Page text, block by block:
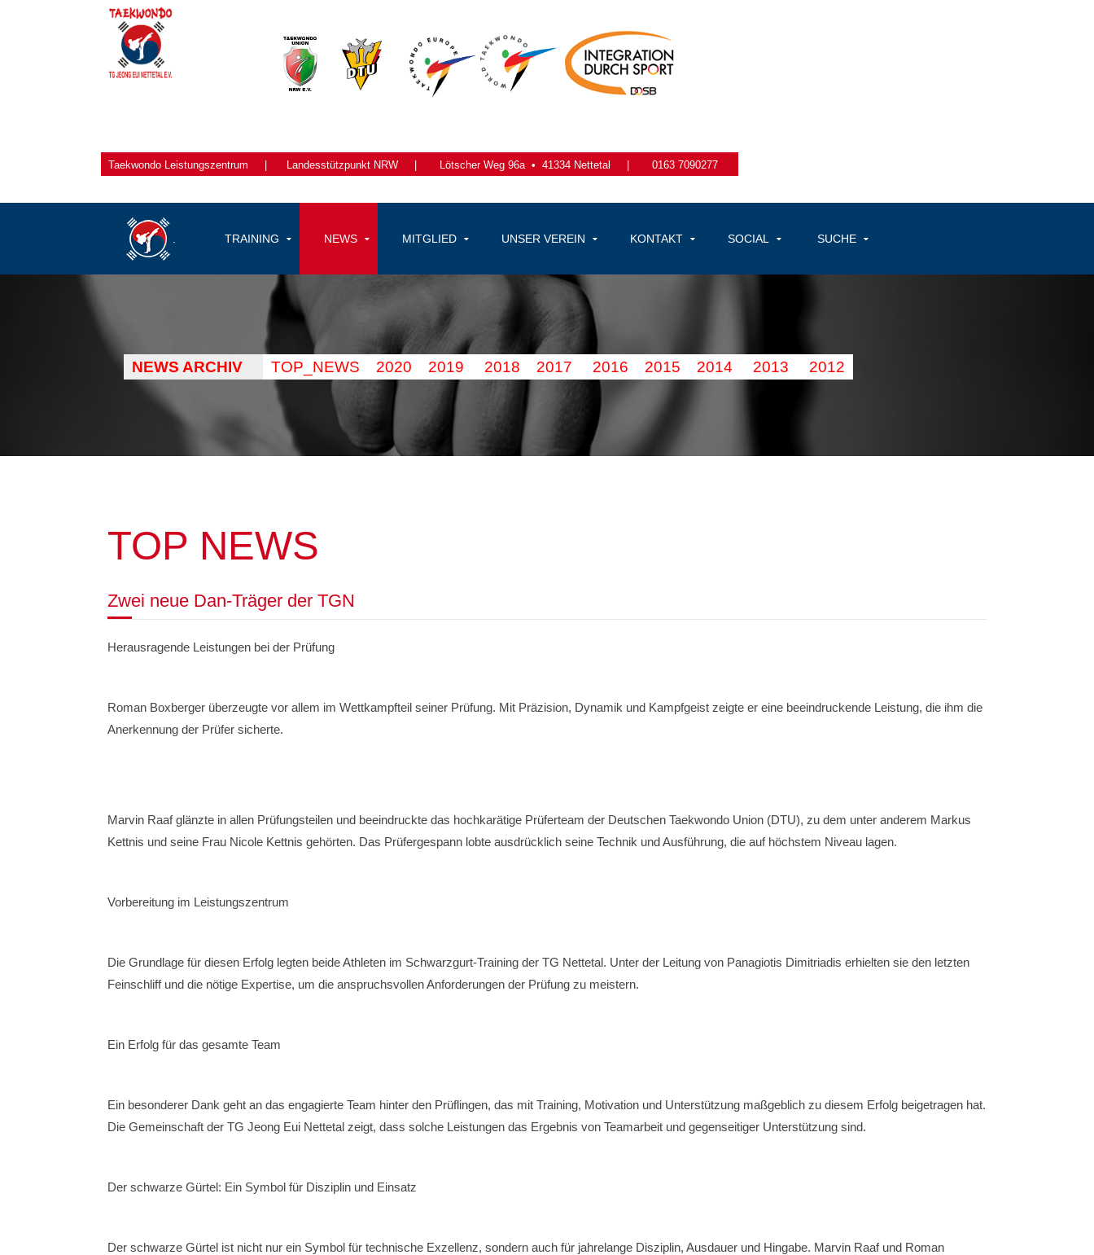
Taekwondo Leistungszentrum Landesstützpunkt NRW Lötscher Weg 96a • 41334 Nettetal 0163 7090277
TRAINING NEWS MITGLIED UNSER VEREIN KONTAKT SOCIAL SUCHE
NEWS ARCHIV TOP_NEWS 2020 2019 2018 2017 2016 2015 2014 2013 2012
TOP NEWS
Zwei neue Dan-Träger der TGN
Herausragende Leistungen bei der Prüfung
Roman Boxberger überzeugte vor allem im Wettkampfteil seiner Prüfung. Mit Präzision, Dynamik und Kampfgeist zeigte er eine beeindruckende Leistung, die ihm die
Anerkennung der Prüfer sicherte.
Marvin Raaf glänzte in allen Prüfungsteilen und beeindruckte das hochkarätige Prüferteam der Deutschen Taekwondo Union (DTU), zu dem unter anderem Markus
Kettnis und seine Frau Nicole Kettnis gehörten. Das Prüfergespann lobte ausdrücklich seine Technik und Ausführung, die auf höchstem Niveau lagen.
Vorbereitung im Leistungszentrum
Die Grundlage für diesen Erfolg legten beide Athleten im Schwarzgurt-Training der TG Nettetal. Unter der Leitung von Panagiotis Dimitriadis erhielten sie den letzten
Feinschliff und die nötige Expertise, um die anspruchsvollen Anforderungen der Prüfung zu meistern.
Ein Erfolg für das gesamte Team
Ein besonderer Dank geht an das engagierte Team hinter den Prüflingen, das mit Training, Motivation und Unterstützung maßgeblich zu diesem Erfolg beigetragen hat.
Die Gemeinschaft der TG Jeong Eui Nettetal zeigt, dass solche Leistungen das Ergebnis von Teamarbeit und gegenseitiger Unterstützung sind.
Der schwarze Gürtel: Ein Symbol für Disziplin und Einsatz
Der schwarze Gürtel ist nicht nur ein Symbol für technische Exzellenz, sondern auch für jahrelange Disziplin, Ausdauer und Hingabe. Marvin Raaf und Roman